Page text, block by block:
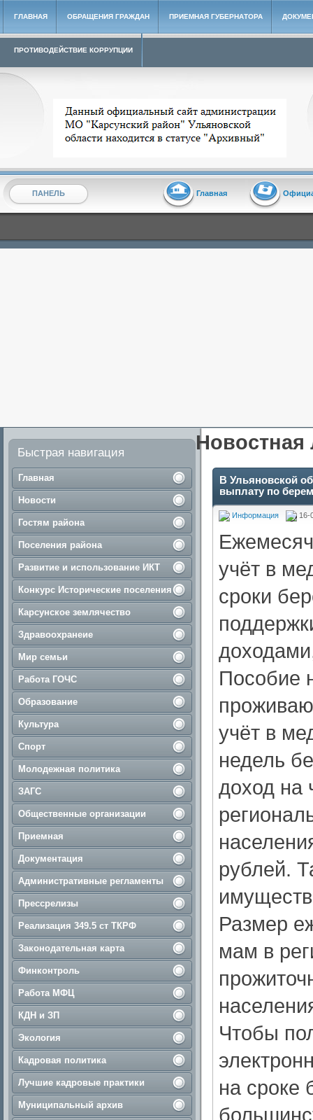
ГЛАВНАЯ ОБРАЩЕНИЯ ГРАЖДАН ПРИЕМНАЯ ГУБЕРНАТОРА
ПРОТИВОДЕЙСТВИЕ КОРРУПЦИИ
Архивный сайт администрации МО "Карсунский район"
ПАНЕЛЬ Главная
Быстрая навигация
Главная
Новости
Гостям района
Поселения района
Развитие и использование ИКТ
Конкурс Исторические поселения
Карсунское землячество
Здравоохранеие
Мир семьи
Работа ГОЧС
Образование
Культура
Спорт
Молодежная политика
ЗАГС
Общественные организации
Приемная
Документация
Административные регламенты
Прессрелизы
Реализация 349.5 ст ТКРФ
Законодательная карта
Финконтроль
Работа МФЦ
КДН и ЗП
Экология
Кадровая политика
Лучшие кадровые практики
Муниципальный архив
Новостная
В Ульяновской
выплату по
Информация 16-
учёт в
сроки
Пособие
учёт в
недель
доход на
рублей.
Размер
мам в
Чтобы
на сроке